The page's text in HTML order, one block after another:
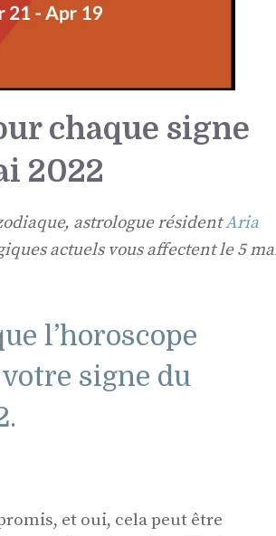
chaque signe
2022
astrologue résidentAria
actuels vous affectent le 5
l’horoscope
signe du
et oui, cela peut être